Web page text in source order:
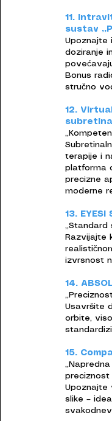
11.
sustav
Upoznajte
doziranje
Bonus
stručno
12.
terapije i
platforma
precizne
moderne
13.
„Standard
Razvijajte
izvrsnost
14.
Usavršite
orbite,
15.
preciznost
Upoznajte
slike –